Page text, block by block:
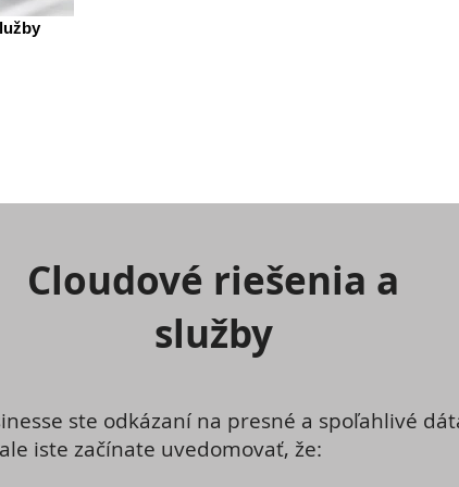
Cloudové riešenia a
služby
ste odkázaní na presné a spoľahlivé
iste začínate uvedomovať, že: